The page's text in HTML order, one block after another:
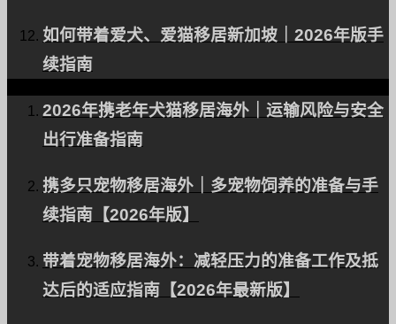
如何带着爱犬、爱猫移居新加坡｜2026年版手
续指南
2026年携老年犬猫移居海外｜运输风险与安全
出行准备指南
携多只宠物移居海外｜多宠物饲养的准备与手
续指南【2026年版】
带着宠物移居海外：减轻压力的准备工作及抵
达后的适应指南【2026年最新版】
国。
该网站是自然能源促进传播。